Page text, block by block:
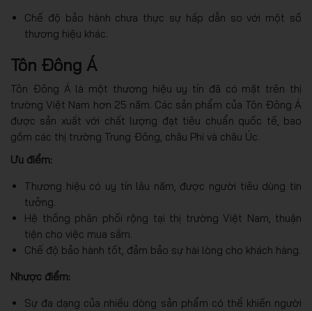
Chế độ bảo hành chưa thực sự hấp dẫn so với một số
thương hiệu khác.
Tôn Đông Á
Tôn Đông Á là một thương hiệu uy tín đã có mặt trên thị
trường Việt Nam hơn 25 năm. Các sản phẩm của Tôn Đông Á
được sản xuất với chất lượng đạt tiêu chuẩn quốc tế, bao
gồm các thị trường Trung Đông, châu Phi và châu Úc.
Ưu điểm:
Thương hiệu có uy tín lâu năm, được người tiêu dùng tin
tưởng.
Hệ thống phân phối rộng tại thị trường Việt Nam, thuận
tiện cho việc mua sắm.
Chế độ bảo hành tốt, đảm bảo sự hài lòng cho khách hàng.
Nhược điểm:
Sự đa dạng của nhiều dòng sản phẩm có thể khiến người